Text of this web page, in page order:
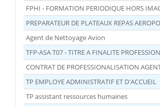
FPHI - FORMATION PERIODIQUE HORS
PREPARATEUR DE PLATEAUX REPAS
Agent de Nettoyage Avion
TFP-ASA T07 - TITRE A FINALITE
CONTRAT DE PROFESSIONALISATION
TP EMPLOYE ADMINISTRATIF ET D'ACCUEIL
TP assistant ressources humaines